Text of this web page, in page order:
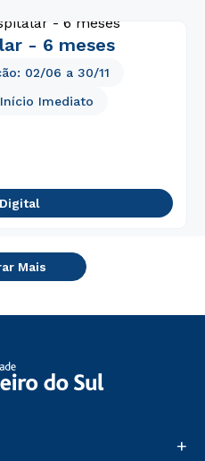
- 6 meses
Início Imediato
02/06 a 30/11
Digital
Mais
+